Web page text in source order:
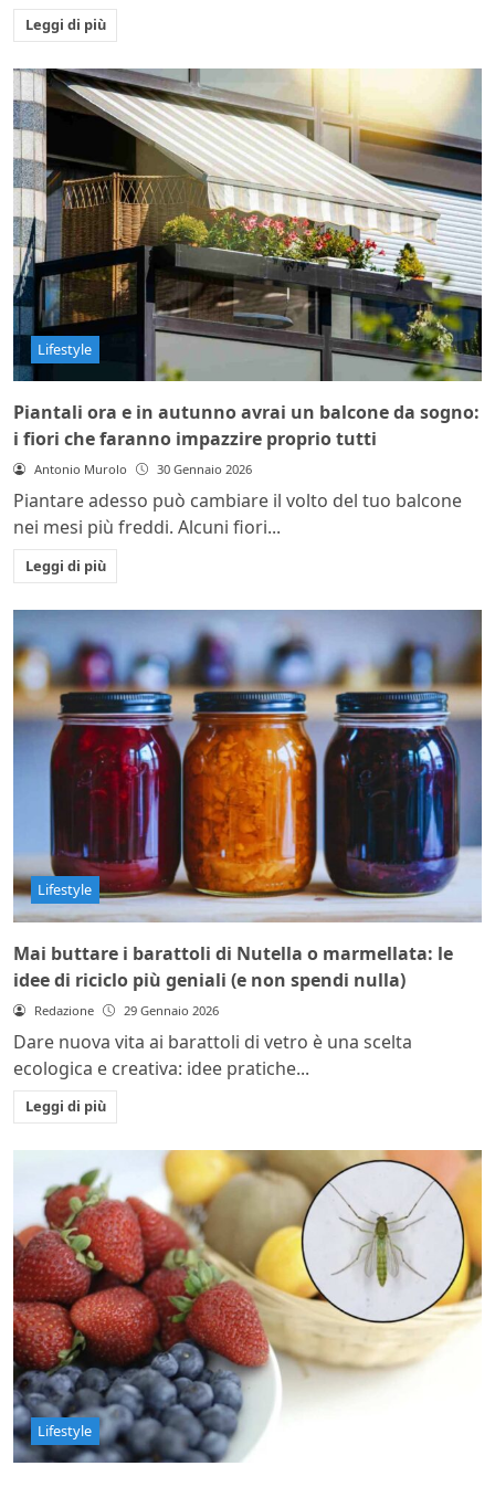
Leggi di più
Lifestyle
Piantali ora e in autunno avrai un balcone da sogno:
i fiori che faranno impazzire proprio tutti
Antonio Murolo 30 Gennaio 2026
Piantare adesso può cambiare il volto del tuo balcone
nei mesi più freddi. Alcuni fiori...
Leggi di più
Lifestyle
Mai buttare i barattoli di Nutella o marmellata: le
idee di riciclo più geniali (e non spendi nulla)
Redazione 29 Gennaio 2026
Dare nuova vita ai barattoli di vetro è una scelta
ecologica e creativa: idee pratiche...
Leggi di più
Lifestyle